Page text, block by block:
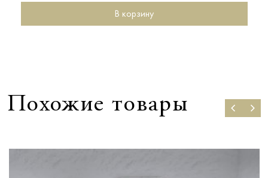
В корзину
Похожие товары